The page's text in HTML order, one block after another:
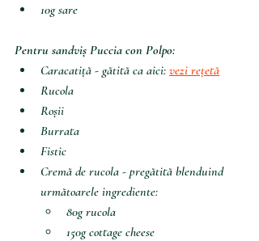
10g sare
Pentru sandviș Puccia con Polpo:
Caracatiță - gătită ca aici: vezi rețetă
Rucola
Roșii
Burrata
Fistic
Cremă de rucola - pregătită blenduind
următoarele ingrediente:
80g rucola
150g cottage cheese